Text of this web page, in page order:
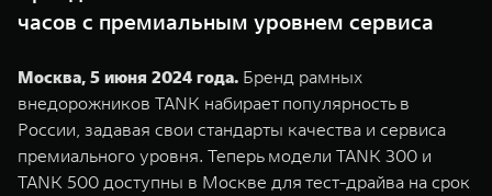
часов с премиальным уровнем сервиса
Москва, 5 июня 2024 года. Бренд рамных
внедорожников TANK набирает популярность в
России, задавая свои стандарты качества и сервиса
премиального уровня. Теперь модели TANK 300 и
TANK 500 доступны в Москве для тест-драйва на срок